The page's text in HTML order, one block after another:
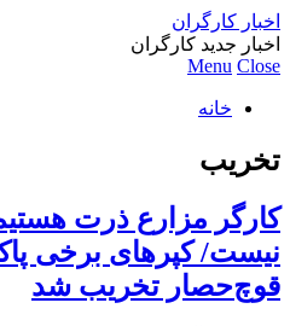
اخبار کارگران
اخبار جدید کارگران
Menu Close
خانه
تخریب
کارگر مزارع ذرت
نیست/ کپرهای برخی
قوچ‌حصار تخریب شد